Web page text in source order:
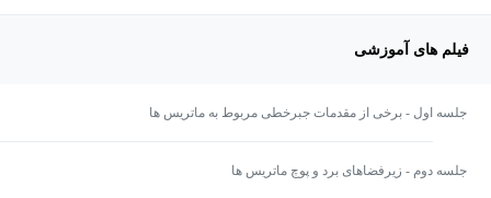
فیلم های آموزشی
جلسه اول - برخی از مقدمات جبرخطی مربوط به ماتریس ها
جلسه دوم - زیرفضاهای برد و پوچ ماتریس ها